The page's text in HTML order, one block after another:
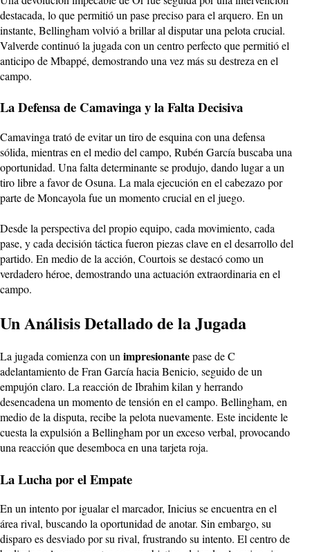
destacada, lo que permitió un pase preciso para el arquero. En un
instante, Bellingham volvió a brillar al disputar una pelota crucial.
Valverde continuó la jugada con un centro perfecto que permitió el
anticipo de Mbappé, demostrando una vez más su destreza en el
campo.
La Defensa de Camavinga y la Falta Decisiva
Camavinga trató de evitar un tiro de esquina con una defensa
sólida, mientras en el medio del campo, Rubén García buscaba una
oportunidad. Una falta determinante se produjo, dando lugar a un
tiro libre a favor de Osuna. La mala ejecución en el cabezazo por
parte de Moncayola fue un momento crucial en el juego.
Desde la perspectiva del propio equipo, cada movimiento, cada
pase, y cada decisión táctica fueron piezas clave en el desarrollo del
partido. En medio de la acción, Courtois se destacó como un
verdadero héroe, demostrando una actuación extraordinaria en el
campo.
Un Análisis Detallado de la Jugada
La jugada comienza con un impresionantepase de C
adelantamiento de Fran García hacia Benicio, seguido de un
empujón claro. La reacción de Ibrahim kilan y herrando
desencadena un momento de tensión en el campo. Bellingham, en
medio de la disputa, recibe la pelota nuevamente. Este incidente le
cuesta la expulsión a Bellingham por un exceso verbal, provocando
una reacción que desemboca en una tarjeta roja.
La Lucha por el Empate
En un intento por igualar el marcador, Inicius se encuentra en el
área rival, buscando la oportunidad de anotar. Sin embargo, su
disparo es desviado por su rival, frustrando su intento. El centro de